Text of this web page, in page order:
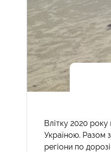
Влітку 2020
Україною. Разом
регіони по